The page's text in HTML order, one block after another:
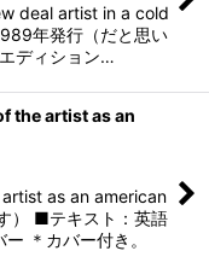
deal artist in a cold
年発行（だと思い
ディション…
the artist as an
as an american
） ■テキスト：英語
＊カバー付き。